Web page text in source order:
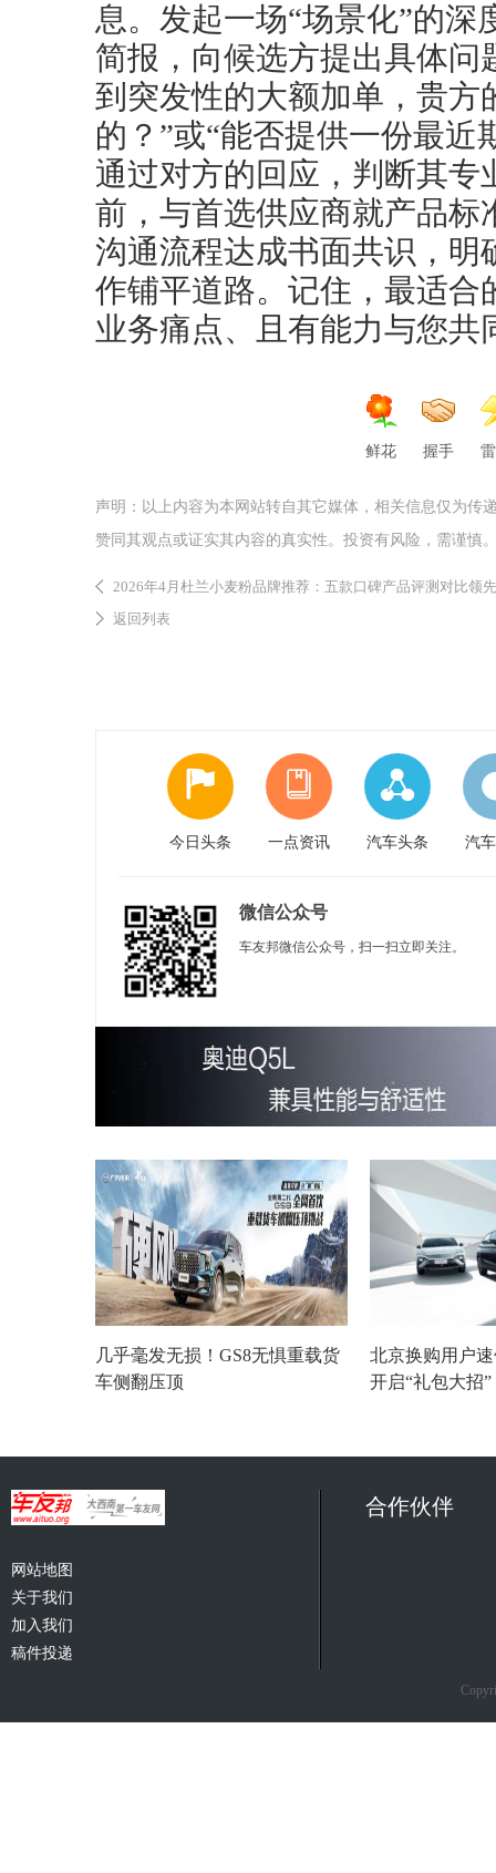
息。发起一场“场景化”的
简报，向候选方提出具体问
到突发性的大额加单，贵方
的？”或“能否提供一份最近
通过对方的回应，判断其专
前，与首选供应商就产品
沟通流程达成书面共识，
作铺平道路。记住，最适
业务痛点、且有能力与您共
鲜花 握手
声明：以上内容为本网站转自其它媒体，相关信息仅为传
赞同其观点或证实其内容的真实性。投资有风险，需谨慎
2026年4月杜兰小麦粉品牌推荐：五款口碑产品评测对比领
返回列表
今日头条 一点资讯 汽车头条 汽
微信公众号
车友邦微信公众号，扫一扫立即关注。
几乎毫发无损！GS8无惧重载货
车侧翻压顶
北京换购用户
开启“礼包大招
网站地图
关于我们
加入我们
稿件投递
合作伙伴